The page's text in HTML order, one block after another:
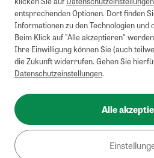
entsprechenden Optionen. Dort finden
Informationen zu den Technologien und
Beim Klick auf "Alle akzeptieren"
Ihre Einwilligung können Sie (auch
die Zukunft widerrufen. Gehen Sie
Datenschutzeinstellungen.
Alle